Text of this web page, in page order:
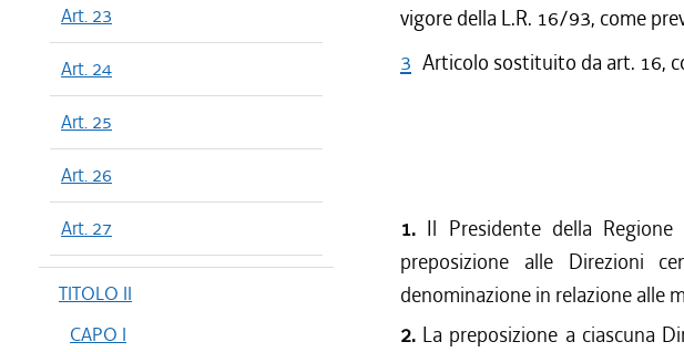
Art. 23
Art. 24
Art. 25
Art. 26
Art. 27
TITOLO II
CAPO I
vigore della L.R. 16/93, come
3 Articolo sostituito da art. 16,
1. Il Presidente della
preposizione alle Direzioni
denominazione in relazione alle
2. La preposizione a ciascuna